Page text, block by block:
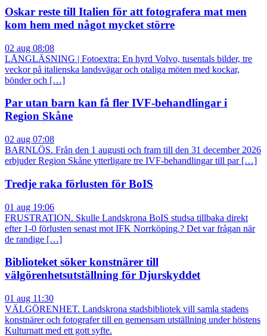
Oskar reste till Italien för att fotografera mat men
kom hem med något mycket större
02 aug 08:08
LÅNGLÄSNING | Fotoextra: En hyrd Volvo, tusentals bilder, tre
veckor på italienska landsvägar och otaliga möten med kockar,
bönder och […]
Par utan barn kan få fler IVF-behandlingar i
Region Skåne
02 aug 07:08
BARNLÖS. Från den 1 augusti och fram till den 31 december 2026
erbjuder Region Skåne ytterligare tre IVF-behandlingar till par […]
Tredje raka förlusten för BoIS
01 aug 19:06
FRUSTRATION. Skulle Landskrona BoIS studsa tillbaka direkt
efter 1-0 förlusten senast mot IFK Norrköping.? Det var frågan när
de randige […]
Biblioteket söker konstnärer till
välgörenhetsutställning för Djurskyddet
01 aug 11:30
VÄLGÖRENHET. Landskrona stadsbibliotek vill samla stadens
konstnärer och fotografer till en gemensam utställning under höstens
Kulturnatt med ett gott syfte.